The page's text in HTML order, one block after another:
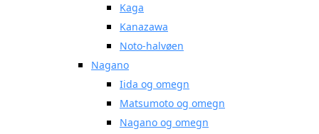
Kaga
Kanazawa
Noto-halvøen
Nagano
Iida og omegn
Matsumoto og omegn
Nagano og omegn